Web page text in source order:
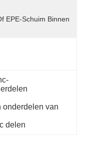
EPE-Schuim Binnen
onderdelen van
delen